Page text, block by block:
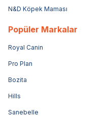
N&D Köpek Maması
Popüler Markalar
Royal Canin
Pro Plan
Bozita
Hills
Sanebelle